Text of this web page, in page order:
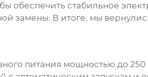
обеспечить стабильное
замены. В итоге, мы
питания мощностью до 250